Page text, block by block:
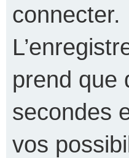
connecter.
prend que
secondes
vos